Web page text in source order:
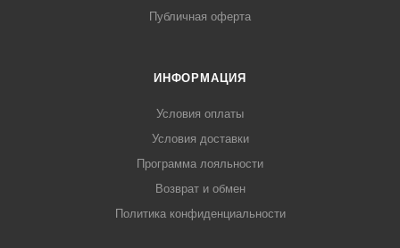
Публичная оферта
ИНФОРМАЦИЯ
Условия оплаты
Условия доставки
Программа лояльности
Возврат и обмен
Политика конфиденциальности